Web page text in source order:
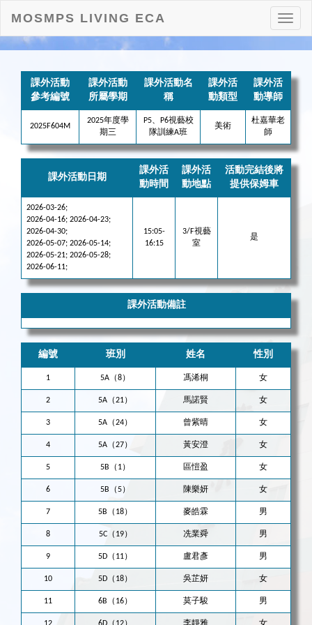
打
開
MOSMPS LIVING ECA
課外活動
參考編號
課外活動
所屬學期
課外活動名
稱
課外活
動類型
課外活
動導師
2025F604M
2025年度學
期三
P5、P6視藝校
隊訓練A班
美術
杜嘉華老
師
課外活動日期
課外活
動時間
課外活
動地點
活動完結後將
提供保姆車
2026-03-26;
2026-04-16; 2026-04-23;
2026-04-30;
2026-05-07; 2026-05-14;
2026-05-21; 2026-05-28;
2026-06-11;
15:05-
16:15
3/F視藝
室
是
課外活動備註
編號 班別 姓名 性別
1 5A（8） 馮浠桐 女
2 5A（21） 馬諾賢 女
3 5A（24） 曾紫晴 女
4 5A（27） 黃安澄 女
5 5B（1） 區愷盈 女
6 5B（5） 陳樂妍 女
7 5B（18） 麥皓霖 男
8 5C（19） 冼業舜 男
9 5D（11） 盧君彥 男
10 5D（18） 吳芷妍 女
11 6B（16） 莫子駿 男